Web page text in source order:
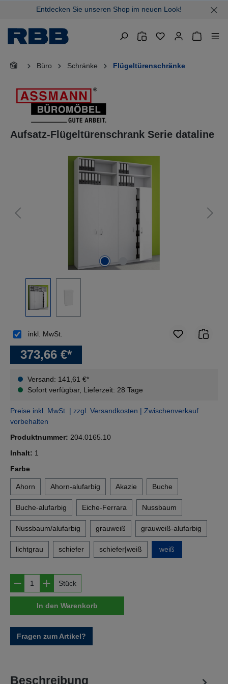
springenEntdecken Sie unseren Shop im neuen Look!
Büro Schränke Flügeltürenschränke
Aufsatz-Flügeltürenschrank Serie dataline
Bildergalerie überspringen
373,66 €*
Versand: 141,61 €*
Sofort verfügbar, Lieferzeit: 28 Tage
inkl. MwSt.
Preise inkl. MwSt. | zzgl. Versandkosten | Zwischenverkauf
vorbehalten
Produktnummer: 204.0165.10
Inhalt: 1
Farbeauswählen
Ahorn Ahorn-alufarbig Akazie Buche
Buche-alufarbig Eiche-Ferrara Nussbaum
Nussbaum/alufarbig grauweiß grauweiß-alufarbig
lichtgrau schiefer schiefer|weiß weiß
Produkt Anzahl: Gib den gewünschten
Stück
In den Warenkorb
Fragen zum Artikel?
Beschreibung